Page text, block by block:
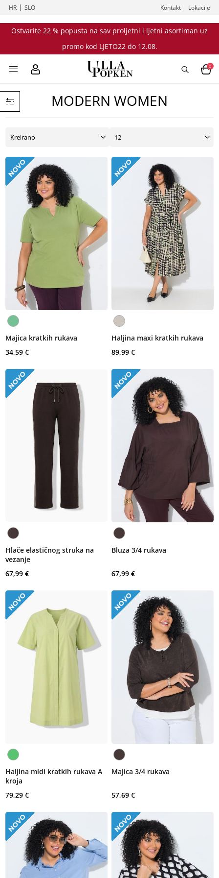
HR |SLO Kontakt Lokacije
Ostvarite 22 % popusta na sav proljetni i ljetni asortiman uz
promo kod LJETO22 do 12.08.
0
MODERN WOMEN
Majica kratkih rukava
34,59 €
Haljina maxi kratkih rukava
89,99 €
Hlače elastičnog struka na
vezanje
67,99 €
Bluza 3/4 rukava
67,99 €
Haljina midi kratkih rukava A
kroja
79,29 €
Majica 3/4 rukava
57,69 €